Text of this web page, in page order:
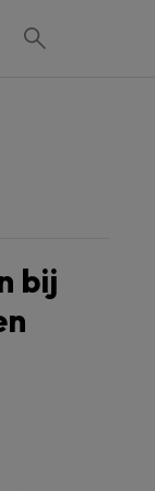
bij